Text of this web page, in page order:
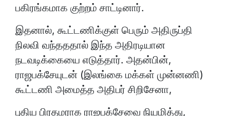
பகிரங்கமாக குற்றம் சாட்டினார்.
இதனால், கூட்டணிக்குள் பெரும் அதிருப்தி
நிலவி வந்தததால் இந்த அதிரடியான
நடவடிக்கையை எடுத்தார். அதன்பின்,
ராஜபக்சேயுடன் (இலங்கை மக்கள் முன்னணி)
கூட்டணி அமைத்த அதிபர் சிறிசேனா,
புதிய பிரதமராக ராஜபக்சேவை நியமித்து,